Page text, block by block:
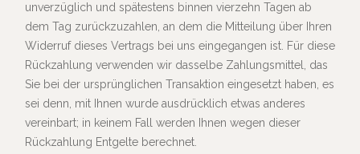
unverzüglich und spätestens binnen vierzehn Tagen ab
dem Tag zurückzuzahlen, an dem die Mitteilung über Ihren
Widerruf dieses Vertrags bei uns eingegangen ist. Für diese
Rückzahlung verwenden wir dasselbe Zahlungsmittel, das
Sie bei der ursprünglichen Transaktion eingesetzt haben, es
sei denn, mit Ihnen wurde ausdrücklich etwas anderes
vereinbart; in keinem Fall werden Ihnen wegen dieser
Rückzahlung Entgelte berechnet.